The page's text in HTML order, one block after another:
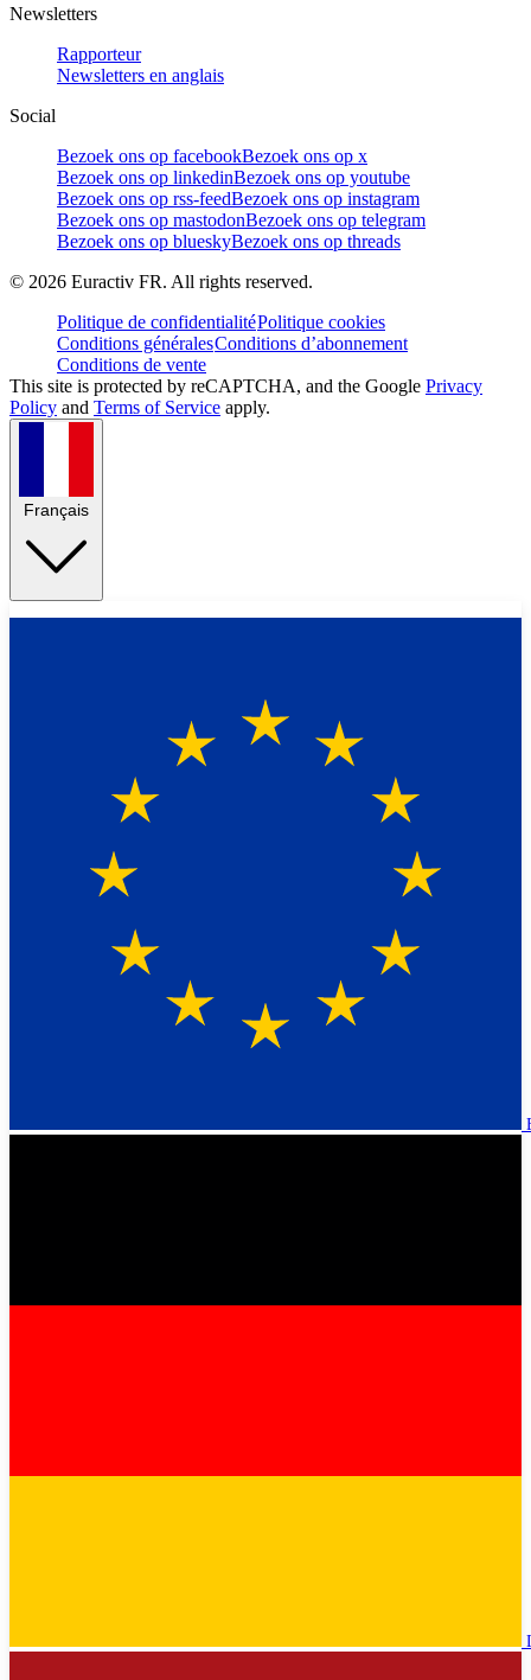
Newsletters
Rapporteur
Newsletters en anglais
Social
Bezoek ons op facebookBezoek ons op x
Bezoek ons op linkedinBezoek ons op youtube
Bezoek ons op rss-feedBezoek ons op instagram
Bezoek ons op mastodonBezoek ons op telegram
Bezoek ons op blueskyBezoek ons op threads
© 2026 Euractiv FR. All rights reserved.
Politique de confidentialitéPolitique cookies
Conditions généralesConditions d’abonnement
Conditions de vente
This site is protected by reCAPTCHA, and the Google Privacy
Policy and Terms of Service apply.
Français